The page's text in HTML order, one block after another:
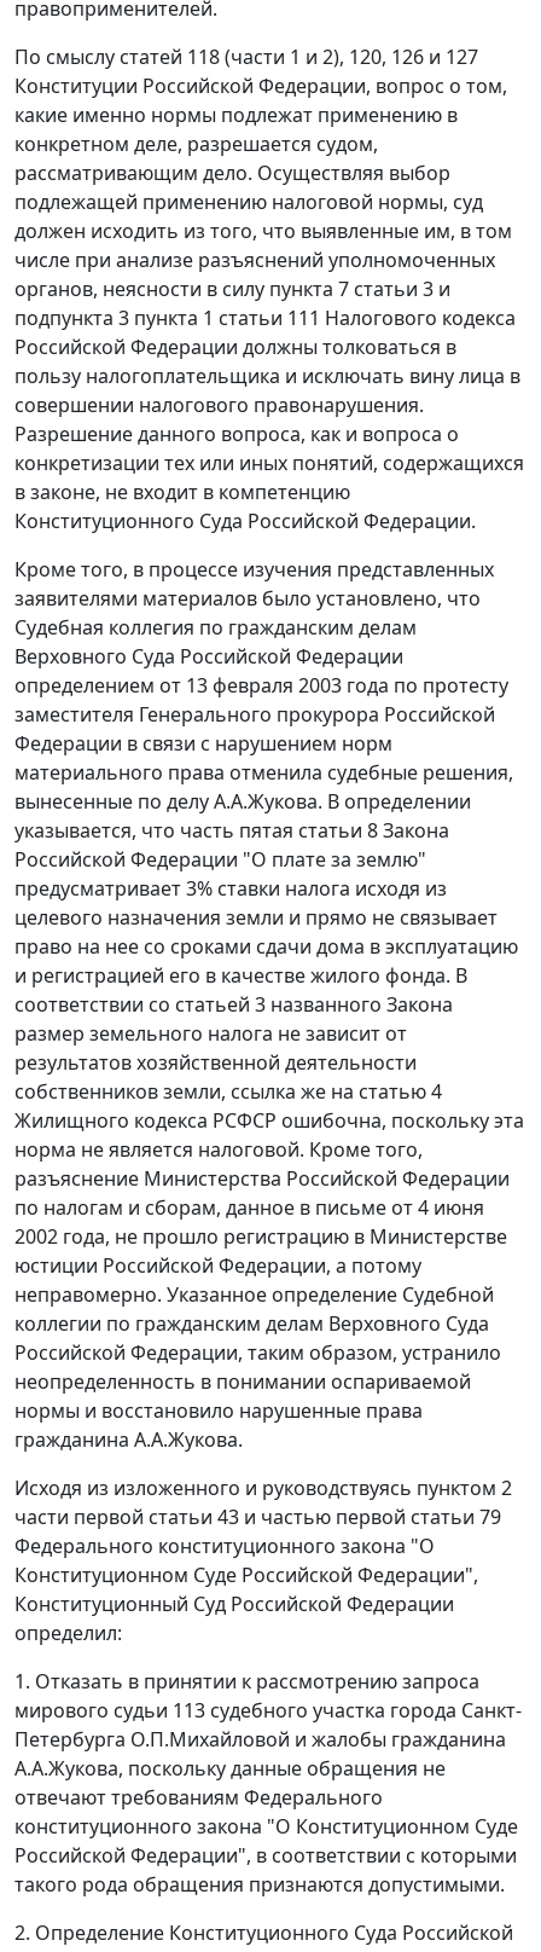
правоприменителей.
По смыслу статей 118 (части 1 и 2), 120, 126 и 127
Конституции Российской Федерации, вопрос о том,
какие именно нормы подлежат применению в
конкретном деле, разрешается судом,
рассматривающим дело. Осуществляя выбор
подлежащей применению налоговой нормы, суд
должен исходить из того, что выявленные им, в том
числе при анализе разъяснений уполномоченных
органов, неясности в силу пункта 7 статьи 3 и
подпункта 3 пункта 1 статьи 111 Налогового кодекса
Российской Федерации должны толковаться в
пользу налогоплательщика и исключать вину лица в
совершении налогового правонарушения.
Разрешение данного вопроса, как и вопроса о
конкретизации тех или иных понятий, содержащихся
в законе, не входит в компетенцию
Конституционного Суда Российской Федерации.
Кроме того, в процессе изучения представленных
заявителями материалов было установлено, что
Судебная коллегия по гражданским делам
Верховного Суда Российской Федерации
определением от 13 февраля 2003 года по протесту
заместителя Генерального прокурора Российской
Федерации в связи с нарушением норм
материального права отменила судебные решения,
вынесенные по делу А.А.Жукова. В определении
указывается, что часть пятая статьи 8Закона
Российской Федерации "О плате за землю"
предусматривает 3% ставки налога исходя из
целевого назначения земли и прямо не связывает
право на нее со сроками сдачи дома в эксплуатацию
и регистрацией его в качестве жилого фонда. В
соответствии со статьей 3 названного Закона
размер земельного налога не зависит от
результатов хозяйственной деятельности
собственников земли, ссылка же на статью 4
Жилищного кодекса РСФСР ошибочна, поскольку эта
норма не является налоговой. Кроме того,
разъяснение Министерства Российской Федерации
по налогам и сборам, данное в письме от 4 июня
2002 года, не прошло регистрацию в Министерстве
юстиции Российской Федерации, а потому
неправомерно. Указанное определение Судебной
коллегии по гражданским делам Верховного Суда
Российской Федерации, таким образом, устранило
неопределенность в понимании оспариваемой
нормы и восстановило нарушенные права
гражданина А.А.Жукова.
Исходя из изложенного и руководствуясь пунктом 2
части первой статьи 43 и частью первой статьи 79
Федерального конституционного закона "О
Конституционном Суде Российской Федерации",
Конституционный Суд Российской Федерации
определил:
1. Отказать в принятии к рассмотрению запроса
мирового судьи 113 судебного участка города Санкт-
Петербурга О.П.Михайловой и жалобы гражданина
А.А.Жукова, поскольку данные обращения не
отвечают требованиям Федерального
конституционного закона "О Конституционном Суде
Российской Федерации", в соответствии с которыми
такого рода обращения признаются допустимыми.
2. Определение Конституционного Суда Российской